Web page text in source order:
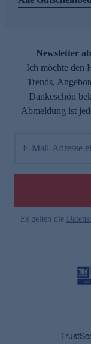
Newsletter
Ich möchte den
Trends,
Dankeschön
Abmeldung ist
E-Mail-Adresse
Es gelten die